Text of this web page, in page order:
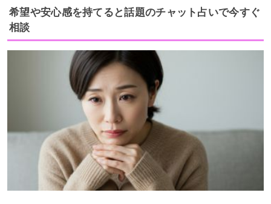
希望や安心感を持てると話題のチャット占いで今すぐ
相談